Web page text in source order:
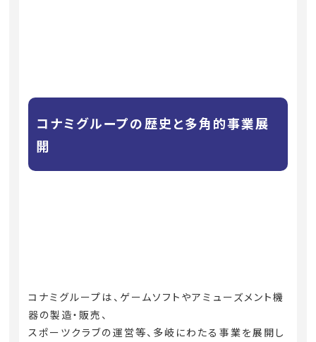
コナミグループの歴史と多角的事業展
開
コナミグループは、ゲームソフトやアミューズメント機
器の製造・販売、
スポーツクラブの運営等、多岐にわたる事業を展開し